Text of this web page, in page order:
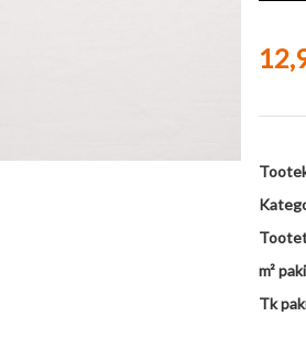
m²
Tk